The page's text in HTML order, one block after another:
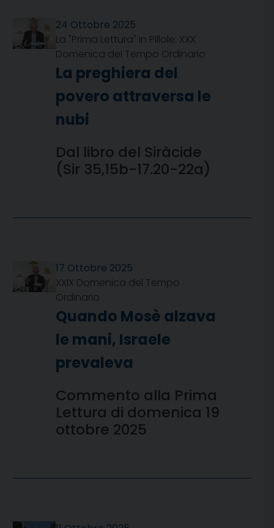
24 Ottobre 2025
La "Prima Lettura" in Pillole: XXX
Domenica del Tempo Ordinario
La preghiera del
povero attraversa le
nubi
Dal libro del Siràcide
(Sir 35,15b-17.20-22a)
17 Ottobre 2025
XXIX Domenica del Tempo
Ordinario
Quando Mosè alzava
le mani, Israele
prevaleva
Commento alla Prima
Lettura di domenica 19
ottobre 2025